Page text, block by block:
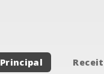
Principal